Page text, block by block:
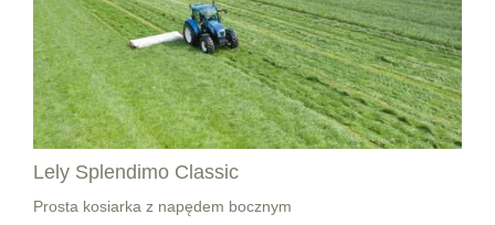
Lely Splendimo Classic
Prosta kosiarka z napędem bocznym